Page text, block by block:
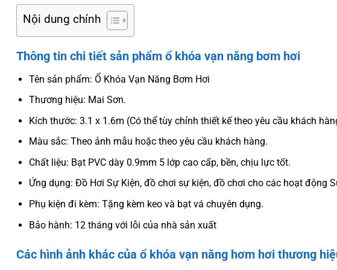
Nội dung chính
Thông tin chi tiết sản phẩm ổ khóa vạn năng bơm hơi
Tên sản phẩm: Ổ Khóa Vạn Năng Bơm Hơi
Thương hiệu: Mai Sơn.
Kích thước: 3.1 x 1.6m (Có thể tùy chỉnh thiết kế theo yêu cầu khách
Màu sắc: Theo ảnh mẫu hoặc theo yêu cầu khách hàng.
Chất liệu: Bạt PVC dày 0.9mm 5 lớp cao cấp, bền, chịu lực tốt.
Ứng dụng: Đồ Hơi Sự Kiện, đồ chơi sự kiện, đồ chơi cho các hoạt động
Phụ kiện đi kèm: Tặng kèm keo và bạt vá chuyên dụng.
Bảo hành: 12 tháng với lỗi của nhà sản xuất
Các hình ảnh khác của ổ khóa vạn năng hơm hơi thương